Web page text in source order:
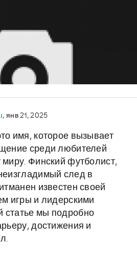
, янв 21, 2025
имя, которое вызывает
среди любителей
Финский футболист,
след в
известен своей
игры и лидерскими
статье мы подробно
достижения и